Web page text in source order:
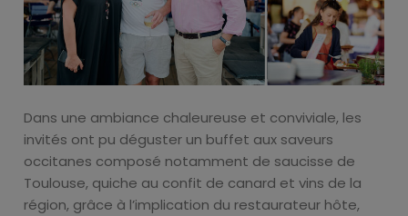
Dans une ambiance chaleureuse et conviviale, les
invités ont pu déguster un buffet aux saveurs
occitanes composé notamment de saucisse de
Toulouse, quiche au confit de canard et vins de la
région, grâce à l’implication du restaurateur hôte,